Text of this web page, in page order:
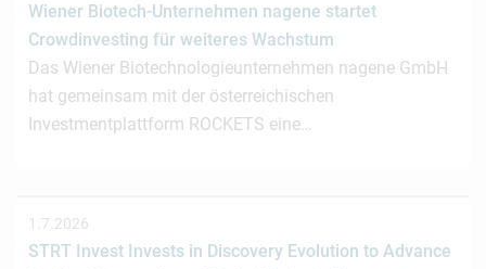
Wiener Biotech-Unternehmen nagene startet
Crowdinvesting für weiteres Wachstum
Das Wiener Biotechnologieunternehmen nagene GmbH
hat gemeinsam mit der österreichischen
Investmentplattform ROCKETS eine…
1.7.2026
STRT Invest Invests in Discovery Evolution to Advance